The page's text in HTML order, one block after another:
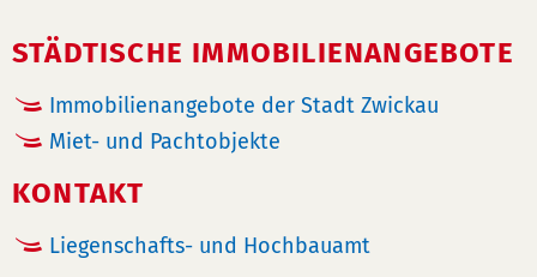
STÄDTISCHE IMMOBILIENANGEBOTE
Immobilienangebote der Stadt Zwickau
Miet- und Pachtobjekte
KONTAKT
Liegenschafts- und Hochbauamt